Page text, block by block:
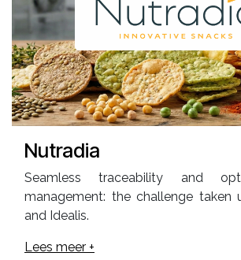
Nutradia
Seamless traceability and
management: the challenge taken
and Idealis.
Lees meer +